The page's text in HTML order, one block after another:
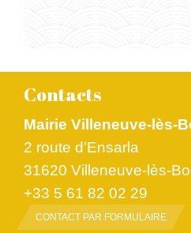
Contacts
Mairie Villeneuve-lès-
2 route d'Ensarla
31620 Villeneuve-lès-
+33 5 61 82 02 29
CONTACT PAR FORMULAIRE